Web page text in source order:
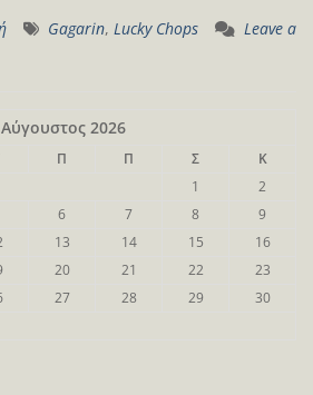
Gagarin, Lucky Chops
Leave a
Αύγουστος 2026
Π Π Σ
Κ
1
2
6 7 8
9
13 14 15
16
20 21 22
23
27 28 29
30